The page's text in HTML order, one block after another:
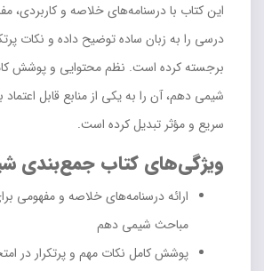
این کتاب با درسنامه‌های خلاصه و کاربردی،
درسی را به زبان ساده توضیح داده و نکات
برجسته کرده است. نظم محتوایی و پوشش
شیمی دهم، آن را به یکی از منابع قابل
سریع و مؤثر تبدیل کرده است.
ویژگی‌های کتاب جمع‌بندی
ارائه درسنامه‌های خلاصه و مفهومی
مباحث شیمی دهم
پوشش کامل نکات مهم و پرتکرار در